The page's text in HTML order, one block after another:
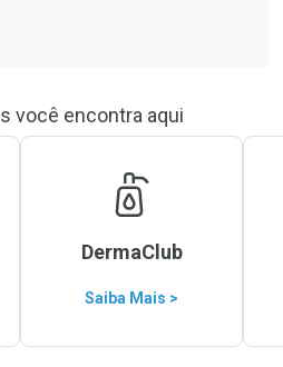
você encontra aqui
DermaClub
Saiba Mais >